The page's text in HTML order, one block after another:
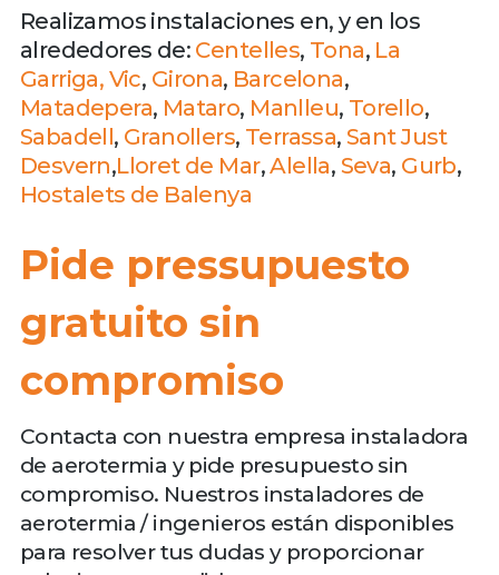
Realizamos instalaciones en, y en los
alrededores de: Centelles, Tona, La
Garriga, Vic, Girona, Barcelona,
Matadepera, Mataro, Manlleu, Torello,
Sabadell, Granollers, Terrassa, Sant Just
Desvern,Lloret de Mar,Alella, Seva, Gurb,
Hostalets de Balenya
Pide pressupuesto
gratuito sin
compromiso
Contacta con nuestra empresa instaladora
de aerotermia y pide presupuesto sin
compromiso. Nuestros instaladores de
aerotermia / ingenieros están disponibles
para resolver tus dudas y proporcionar